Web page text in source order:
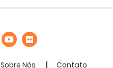
Sobre Nós Contato